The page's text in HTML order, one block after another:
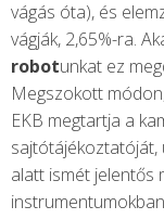
vágás óta), és
vágják, 2,65%-ra.
robotunkat ez
Megszokott
EKB megtartja a
sajtótájékoztatóját,
alatt ismét jelentős